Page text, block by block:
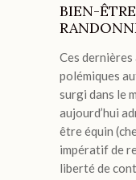
BIEN-
Ces dernières
polémiques
surgi dans le
aujourd’hui
être équin
impératif de
liberté de